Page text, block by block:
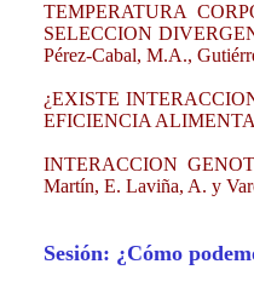
TEMPERATURA
SELECCION
Pérez-Cabal, M.A.,
¿EXISTE
EFICIENCIA
INTERACCION
Martín, E. Laviña, A. y
Sesión: ¿Cómo